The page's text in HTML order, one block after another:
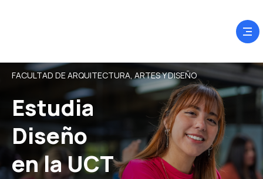
FACULTAD DE ARQUITECTURA, ARTES Y DISEÑO
Estudia
Diseño
en la UCT